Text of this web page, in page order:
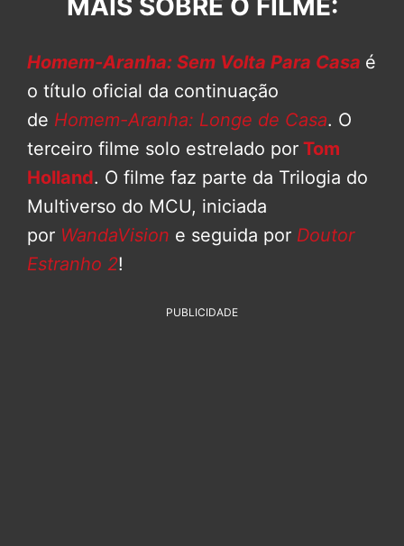
MAIS SOBRE O FILME:
Homem-Aranha: Sem Volta Para Casa é
o título oficial da continuação
de Homem-Aranha: Longe de Casa. O
terceiro filme solo estrelado por Tom
Holland. O filme faz parte da Trilogia do
Multiverso do MCU, iniciada
por WandaVision e seguida por Doutor
Estranho 2!
PUBLICIDADE